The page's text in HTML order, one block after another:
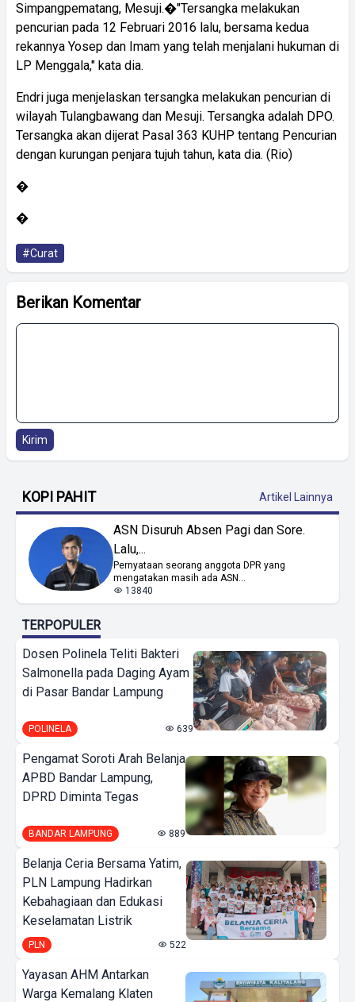
Simpangpematang, Mesuji.�"Tersangka melakukan
pencurian pada 12 Februari 2016 lalu, bersama kedua
rekannya Yosep dan Imam yang telah menjalani hukuman di
LP Menggala," kata dia.
Endri juga menjelaskan tersangka melakukan pencurian di
wilayah Tulangbawang dan Mesuji. Tersangka adalah DPO.
Tersangka akan dijerat Pasal 363 KUHP tentang Pencurian
dengan kurungan penjara tujuh tahun, kata dia. (Rio)
�
�
#Curat
Berikan Komentar
Kirim
KOPI PAHIT Artikel Lainnya
ASN Disuruh Absen Pagi dan Sore.
Lalu,...
Pernyataan seorang anggota DPR yang
mengatakan masih ada ASN...
13840
TERPOPULER
Dosen Polinela Teliti Bakteri
Salmonella pada Daging Ayam
di Pasar Bandar Lampung
POLINELA 639
Pengamat Soroti Arah Belanja
APBD Bandar Lampung,
DPRD Diminta Tegas
BANDAR LAMPUNG 889
Belanja Ceria Bersama Yatim,
PLN Lampung Hadirkan
Kebahagiaan dan Edukasi
Keselamatan Listrik
PLN 522
Yayasan AHM Antarkan
Warga Kemalang Klaten